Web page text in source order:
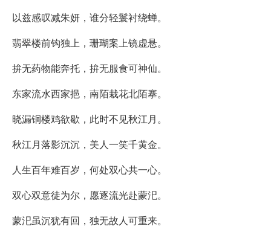
以兹感叹减朱妍，谁分轻鬟衬绕蝉。
翡翠楼前钩独上，珊瑚案上镜虚悬。
拚无药物能奔托，拚无服食可神仙。
东家流水西家挹，南陌栽花北陌搴。
晓漏铜楼鸡欲歇，此时不见秋江月。
秋江月落影沉沉，美人一笑千黄金。
人生百年难百岁，何处双心共一心。
双心双意徒为尔，愿逐流光赴蒙汜。
蒙汜虽沉犹有回，独无故人可重来。